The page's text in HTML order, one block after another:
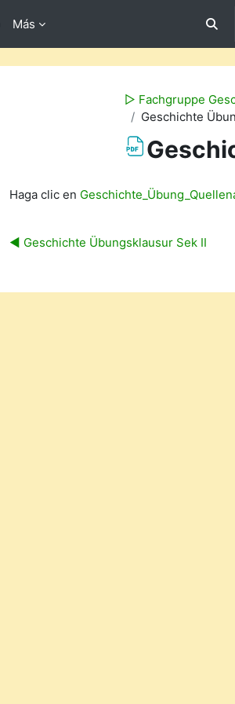
Más
▻ Fachgruppe
Geschichte
Haga clic en
◀︎ Geschichte Übungsklausur Sek II